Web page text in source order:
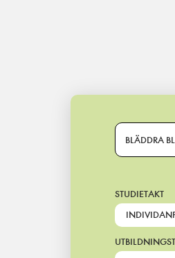
Main Navigation
BLÄDDRA
STUDIETAKT